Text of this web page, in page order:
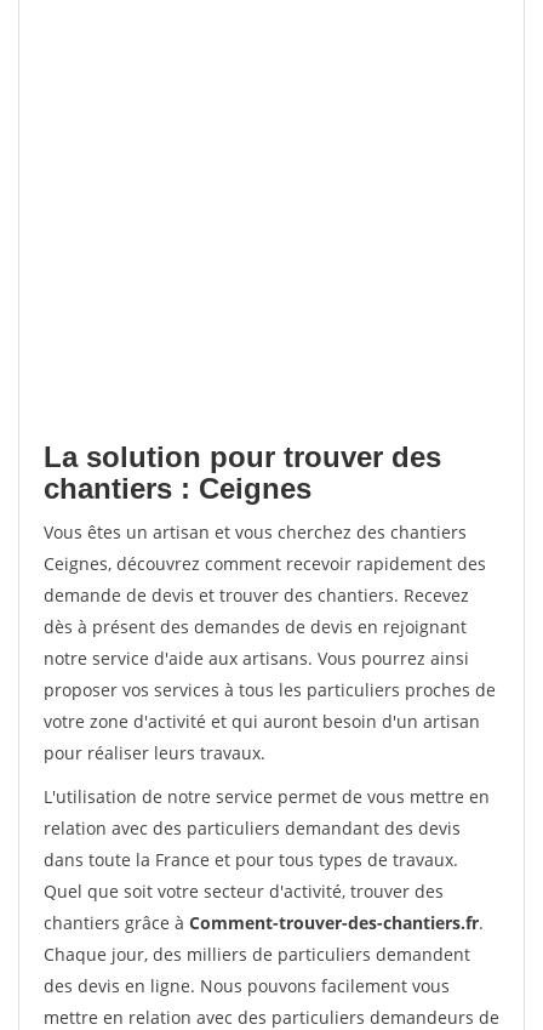
La solution pour trouver des
chantiers : Ceignes
Vous êtes un artisan et vous cherchez des chantiers
Ceignes, découvrez comment recevoir rapidement des
demande de devis et trouver des chantiers. Recevez
dès à présent des demandes de devis en rejoignant
notre service d'aide aux artisans. Vous pourrez ainsi
proposer vos services à tous les particuliers proches de
votre zone d'activité et qui auront besoin d'un artisan
pour réaliser leurs travaux.
L'utilisation de notre service permet de vous mettre en
relation avec des particuliers demandant des devis
dans toute la France et pour tous types de travaux.
Quel que soit votre secteur d'activité, trouver des
chantiers grâce à Comment-trouver-des-chantiers.fr.
Chaque jour, des milliers de particuliers demandent
des devis en ligne. Nous pouvons facilement vous
mettre en relation avec des particuliers demandeurs de